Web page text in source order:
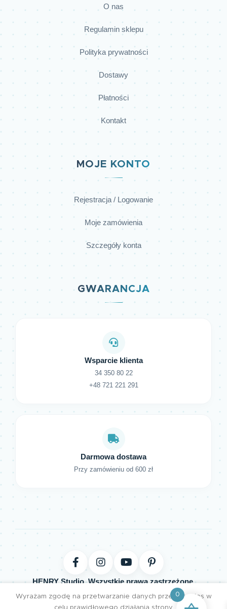
O nas
Regulamin sklepu
Polityka prywatności
Dostawy
Płatności
Kontakt
MOJE KONTO
Rejestracja / Logowanie
Moje zamówienia
Szczegóły konta
GWARANCJA
Wsparcie klienta
34 350 80 22
+48 721 221 291
Darmowa dostawa
Przy zamówieniu od 600 zł
HENRY Studio. Wszystkie prawa zastrzeżone.
Projektujemy z pasją | Tworzymy z miłością
Wyrażam zgodę na przetwarzanie danych przez cookies w
0